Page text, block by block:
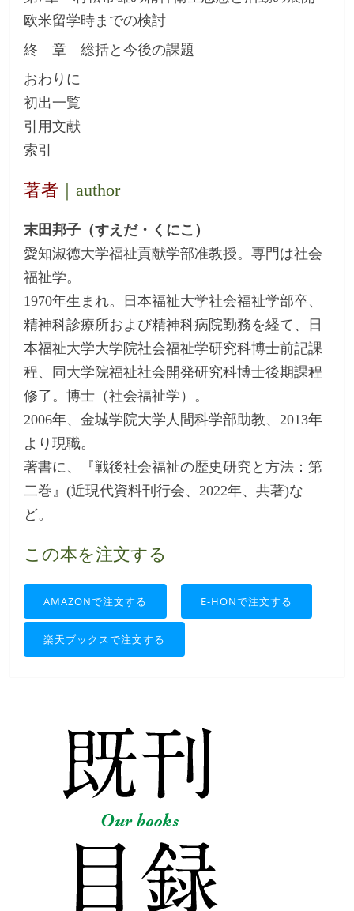
欧米留学時までの検討
終 章 総括と今後の課題
おわりに
初出一覧
引用文献
索引
著者 ｜author
末田邦子（すえだ・くにこ）
愛知淑徳大学福祉貢献学部准教授。専門は社会
福祉学。
1970年生まれ。日本福祉大学社会福祉学部卒、
精神科診療所および精神科病院勤務を経て、日
本福祉大学大学院社会福祉学研究科博士前記課
程、同大学院福祉社会開発研究科博士後期課程
修了。博士（社会福祉学）。
2006年、金城学院大学人間科学部助教、2013年
より現職。
著書に、『戦後社会福祉の歴史研究と方法：第
二巻』(近現代資料刊行会、2022年、共著)な
ど。
この本を注文する
AMAZONで注文する E-HONで注文する
楽天ブックスで注文する